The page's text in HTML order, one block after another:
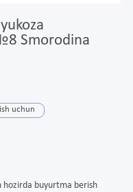
Smorodina
uchun
hozirda buyurtma berish